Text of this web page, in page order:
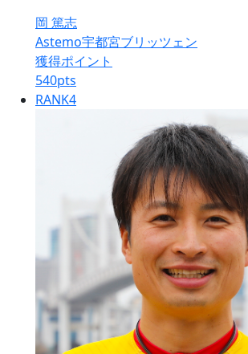
岡 篤志
Astemo宇都宮ブリッツェン
獲得ポイント
540pts
RANK4